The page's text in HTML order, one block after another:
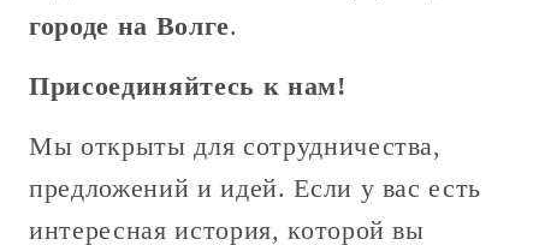
городе на Волге.
Присоединяйтесь к нам!
Мы открыты для сотрудничества,
предложений и идей. Если у вас есть
интересная история, которой вы